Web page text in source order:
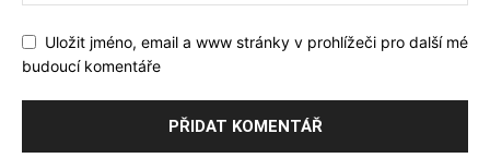
Uložit jméno, email a www stránky v prohlížeči pro další mé
budoucí komentáře